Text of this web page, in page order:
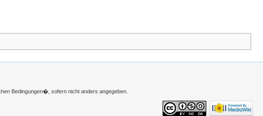
Bedingungen�, sofern nicht anders angegeben.